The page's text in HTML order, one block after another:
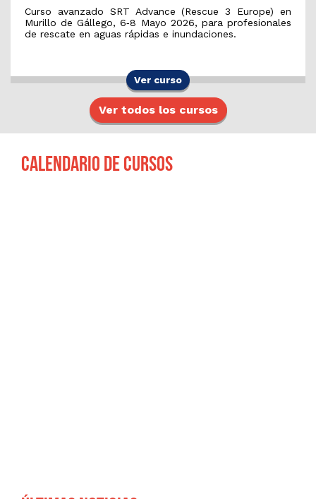
Curso avanzado SRT Advance (Rescue 3 Europe) en
Murillo de Gállego, 6‑8 Mayo 2026, para profesionales
de rescate en aguas rápidas e inundaciones.
Ver curso
Ver todos los cursos
Calendario de cursos